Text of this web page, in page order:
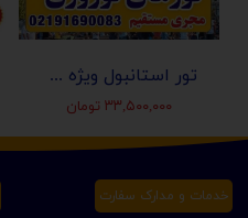
تور استانبول ویژه عید نوروز 1405 | مجری مستقیم ✈️
۳۳,۵۰۰,۰۰۰ تومان
خدمات و مدارک سفارت